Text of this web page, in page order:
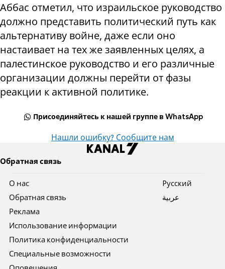
Аббас отметил, что израильское руководство
должно представить политический путь как
альтернативу войне, даже если оно
настаивает на тех же заявленных целях, а
палестинское руководство и его различные
организации должны перейти от фазы
реакции к активной политике.
Присоединяйтесь к нашей группе в WhatsApp
Нашли ошибку? Сообщите нам
Обратная связь
О нас
Обратная связь
Реклама
Использование информации
Политика конфиденциальности
Специальные возможности
Pусский
عربية